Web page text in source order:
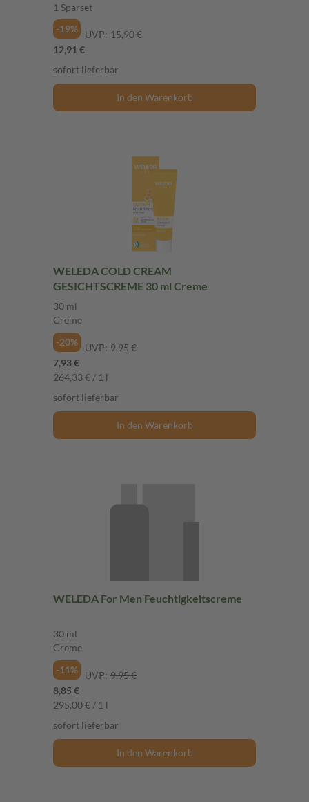
1 Sparset
-19%
UVP: 15,90 €
12,91 €
sofort lieferbar
In den Warenkorb
WELEDA COLD CREAM
GESICHTSCREME 30 ml Creme
30 ml
Creme
-20%
UVP: 9,95 €
7,93 €
264,33 € / 1 l
sofort lieferbar
In den Warenkorb
WELEDA For Men Feuchtigkeitscreme
30 ml
Creme
-11%
UVP: 9,95 €
8,85 €
295,00 € / 1 l
sofort lieferbar
In den Warenkorb